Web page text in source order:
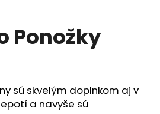
Ponožky
sú skvelým doplnkom aj v
a navyše sú